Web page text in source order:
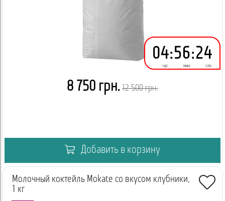
04
час.
:56
мин.
:24
сек.
8 750 грн. 12 500 грн.
Добавить в корзину
Молочный коктейль Mokate со вкусом клубники,
1 кг